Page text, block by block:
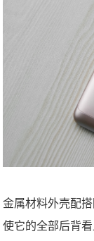
金属材料外壳配
使它的全部后背